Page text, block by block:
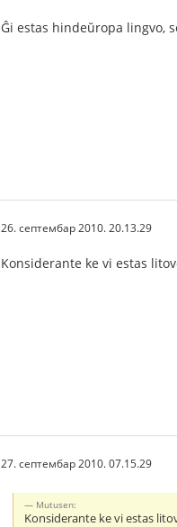
Ĝi estas hindeŭropa lingvo,
26. септембар 2010. 20.13.29
Konsiderante ke vi estas
27. септембар 2010. 07.15.29
Mutusen:
Konsiderante ke vi estas